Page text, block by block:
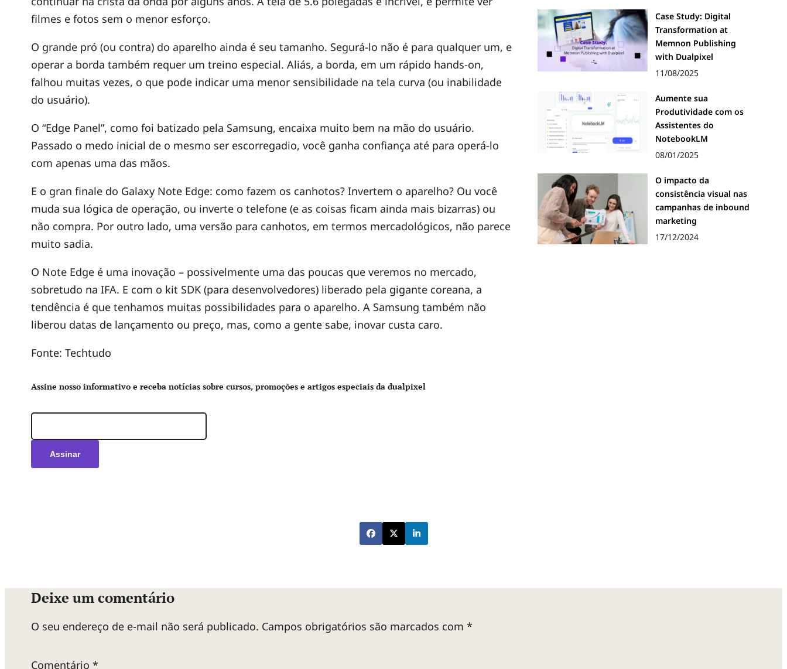
N
o
t
e
E
d
g
e
filmes e fotos sem o menor esforço.
O grande pró (ou contra) do aparelho ainda é seu tamanho. Segurá-lo não é para qualquer um, e
operar a borda também requer um treino especial. Aliás, a borda, em um rápido hands-on,
falhou muitas vezes, o que pode indicar uma menor sensibilidade na tela curva (ou inabilidade
do usuário).
O “Edge Panel”, como foi batizado pela Samsung, encaixa muito bem na mão do usuário.
Passado o medo inicial de o mesmo ser escorregadio, você ganha confiança até para operá-lo
com apenas uma das mãos.
E o gran finale do Galaxy Note Edge: como fazem os canhotos? Invertem o aparelho? Ou você
muda sua lógica de operação, ou inverte o telefone (e as coisas ficam ainda mais bizarras) ou
não compra. Por outro lado, uma versão para canhotos, em termos mercadológicos, não parece
muito sadia.
O Note Edge é uma inovação – possivelmente uma das poucas que veremos no mercado,
sobretudo na IFA. E com o kit SDK (para desenvolvedores) liberado pela gigante coreana, a
tendência é que tenhamos muitas possibilidades para o aparelho. A Samsung também não
liberou datas de lançamento ou preço, mas, como a gente sabe, inovar custa caro.
Fonte: Techtudo
Assine nosso informativo e receba notícias sobre cursos, promoções e artigos especiais da dualpixel
Case Study: Digital
Transformation at
Memnon Publishing
with Dualpixel
11/08/2025
Aumente sua
Produtividade com os
Assistentes do
NotebookLM
08/01/2025
O impacto da
consistência visual nas
campanhas de inbound
marketing
17/12/2024
Deixe um comentário
O seu endereço de e-mail não será publicado. Campos obrigatórios são marcados com *
Comentário *